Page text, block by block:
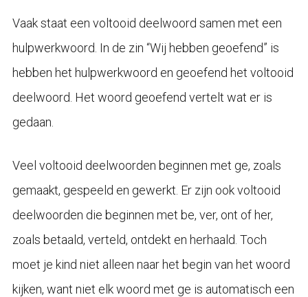
Vaak staat een voltooid deelwoord samen met een
hulpwerkwoord. In de zin “Wij hebben geoefend” is
hebben het hulpwerkwoord en geoefend het voltooid
deelwoord. Het woord geoefend vertelt wat er is
gedaan.
Veel voltooid deelwoorden beginnen met ge, zoals
gemaakt, gespeeld en gewerkt. Er zijn ook voltooid
deelwoorden die beginnen met be, ver, ont of her,
zoals betaald, verteld, ontdekt en herhaald. Toch
moet je kind niet alleen naar het begin van het woord
kijken, want niet elk woord met ge is automatisch een